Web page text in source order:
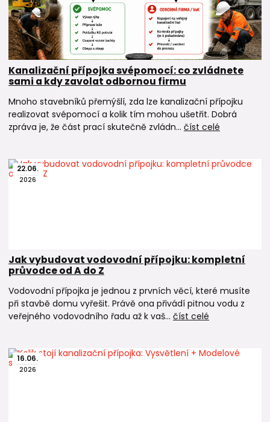
Kanalizační přípojka svépomocí: co zvládnete
sami a kdy zavolat odbornou firmu
Mnoho stavebníků přemýšlí, zda lze kanalizační přípojku
realizovat svépomocí a kolik tím mohou ušetřit. Dobrá
zpráva je, že část prací skutečně zvládn... číst celé
22.06.
2026
Jak vybudovat vodovodní přípojku: kompletní
průvodce od A do Z
Vodovodní přípojka je jednou z prvních věcí, které musíte
při stavbě domu vyřešit. Právě ona přivádí pitnou vodu z
veřejného vodovodního řadu až k vaš... číst celé
16.06.
2026